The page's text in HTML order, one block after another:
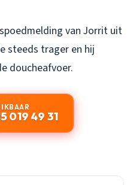
van Jorrit uit
steeds trager en hij
doucheafvoer.
019 49 31